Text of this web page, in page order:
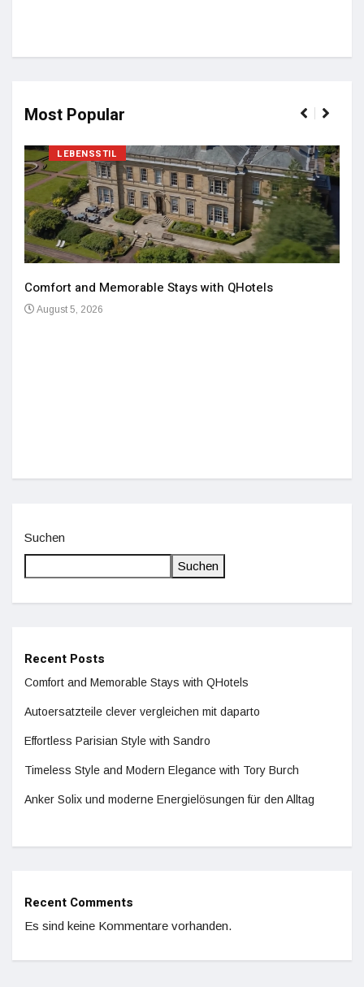
Most Popular
LEBENSSTIL
Comfort and Memorable Stays with QHotels
August 5, 2026
Suchen
Suchen
Recent Posts
Comfort and Memorable Stays with QHotels
Autoersatzteile clever vergleichen mit daparto
Effortless Parisian Style with Sandro
Timeless Style and Modern Elegance with Tory Burch
Anker Solix und moderne Energielösungen für den Alltag
Recent Comments
Es sind keine Kommentare vorhanden.